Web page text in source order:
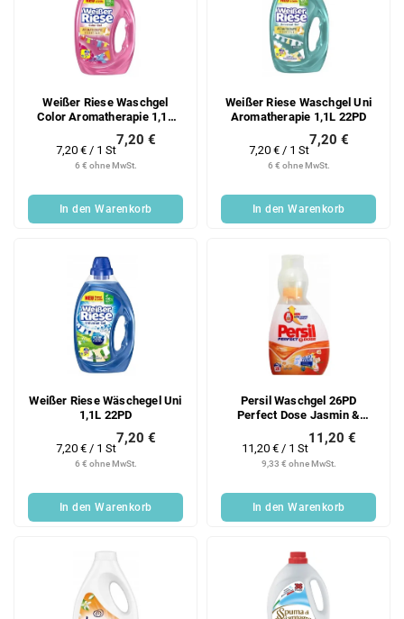
Weißer Riese Waschgel
Color Aromatherapie 1,1L
22PD
6 € ohne MwSt.
7,20 €
Verkaufspreis:
7,20 € / 1 St
In den Warenkorb
Weißer Riese Waschgel Uni
Aromatherapie 1,1L 22PD
6 € ohne MwSt.
7,20 €
Verkaufspreis:
7,20 € / 1 St
In den Warenkorb
Weißer Riese Wäschegel Uni
1,1L 22PD
6 € ohne MwSt.
7,20 €
Verkaufspreis:
7,20 € / 1 St
In den Warenkorb
Persil Waschgel 26PD
Perfect Dose Jasmin &
9,33 € ohne MwSt.
11,20 €
Verkaufspreis:
11,20 € / 1 St
In den Warenkorb